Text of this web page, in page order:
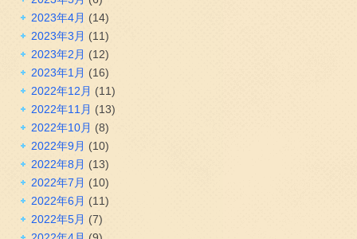
2023年4月 (14)
2023年3月 (11)
2023年2月 (12)
2023年1月 (16)
2022年12月 (11)
2022年11月 (13)
2022年10月 (8)
2022年9月 (10)
2022年8月 (13)
2022年7月 (10)
2022年6月 (11)
2022年5月 (7)